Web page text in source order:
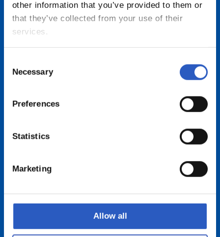
other information that you’ve provided to them or
that they’ve collected from your use of their
services.
Selection
Necessary
Preferences
Statistics
Marketing
Allow all
Las vivencias compartidas mediante la Real son
ex-jugadores crean espacios llenos de emoción
fortalecen la memoria y la creatividad, se
impulsa el bienestar.